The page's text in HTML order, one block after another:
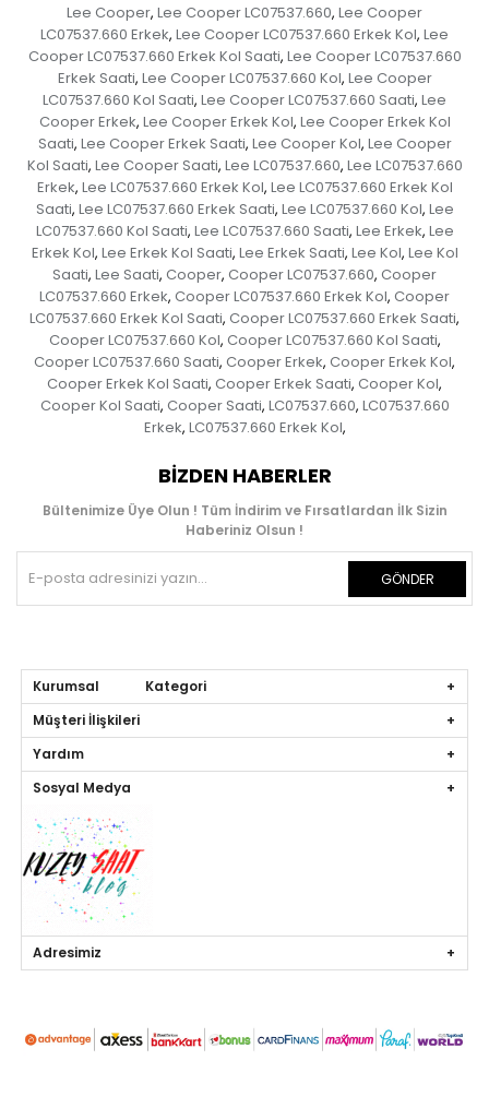
Lee Cooper, Lee Cooper LC07537.660, Lee Cooper
LC07537.660 Erkek, Lee Cooper LC07537.660 Erkek Kol, Lee
Cooper LC07537.660 Erkek Kol Saati, Lee Cooper LC07537.660
Erkek Saati, Lee Cooper LC07537.660 Kol, Lee Cooper
LC07537.660 Kol Saati, Lee Cooper LC07537.660 Saati, Lee
Cooper Erkek, Lee Cooper Erkek Kol, Lee Cooper Erkek Kol
Saati, Lee Cooper Erkek Saati, Lee Cooper Kol, Lee Cooper
Kol Saati, Lee Cooper Saati, Lee LC07537.660, Lee LC07537.660
Erkek, Lee LC07537.660 Erkek Kol, Lee LC07537.660 Erkek Kol
Saati, Lee LC07537.660 Erkek Saati, Lee LC07537.660 Kol, Lee
LC07537.660 Kol Saati, Lee LC07537.660 Saati, Lee Erkek, Lee
Erkek Kol, Lee Erkek Kol Saati, Lee Erkek Saati, Lee Kol, Lee Kol
Saati, Lee Saati, Cooper, Cooper LC07537.660, Cooper
LC07537.660 Erkek, Cooper LC07537.660 Erkek Kol, Cooper
LC07537.660 Erkek Kol Saati, Cooper LC07537.660 Erkek Saati,
Cooper LC07537.660 Kol, Cooper LC07537.660 Kol Saati,
Cooper LC07537.660 Saati, Cooper Erkek, Cooper Erkek Kol,
Cooper Erkek Kol Saati, Cooper Erkek Saati, Cooper Kol,
Cooper Kol Saati, Cooper Saati, LC07537.660, LC07537.660
Erkek, LC07537.660 Erkek Kol,
BIZDEN HABERLER
Bültenimize Üye Olun ! Tüm İndirim ve Fırsatlardan İlk Sizin
Haberiniz Olsun !
GÖNDER
Kurumsal Kategori
Müşteri İlişkileri
Yardım
Sosyal Medya
Adresimiz